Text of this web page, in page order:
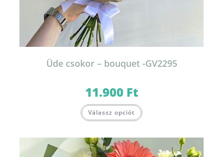
Üde csokor – bouquet -GV2295
11.900 Ft
Válassz opciót